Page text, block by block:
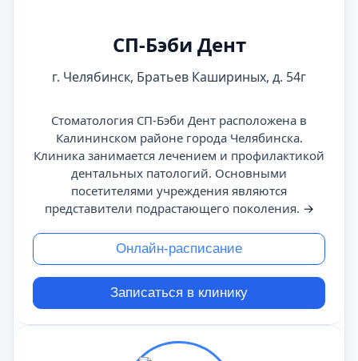
СП-Бэби Дент
г. Челябинск, Братьев Кашириных, д. 54г
Стоматология СП-Бэби Дент расположена в
Калининском районе города Челябинска.
Клиника занимается лечением и профилактикой
дентальных патологий. Основными
посетителями учреждения являются
представители подрастающего поколения. →
Онлайн-расписание
Записаться в клинику